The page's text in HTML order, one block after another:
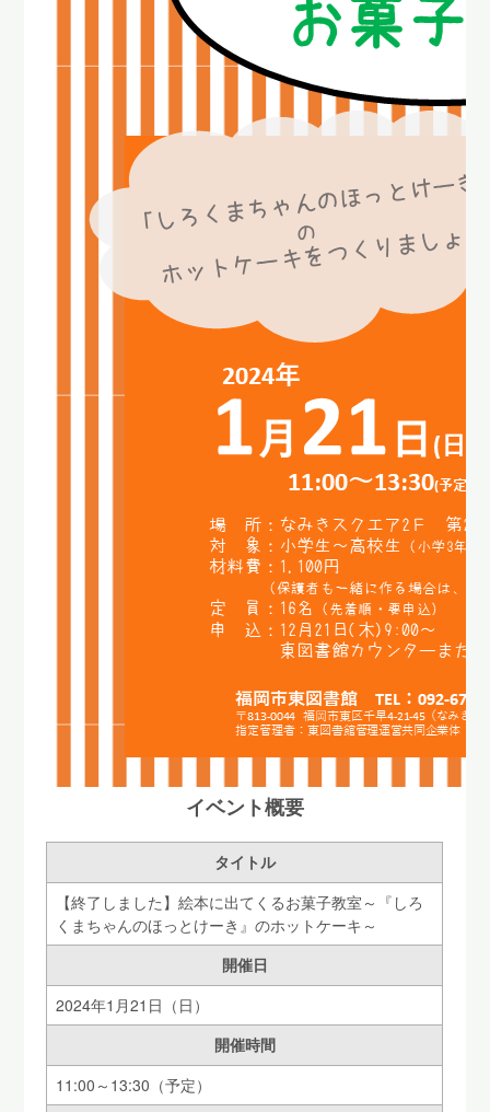
イベント概要
タイトル
【終了しました】絵本に出てくるお菓子教室～『しろ
くまちゃんのほっとけーき』のホットケーキ～
開催日
2024年1月21日（日）
開催時間
11:00～13:30（予定）